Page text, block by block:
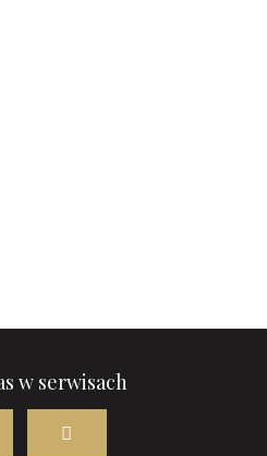
w serwisach